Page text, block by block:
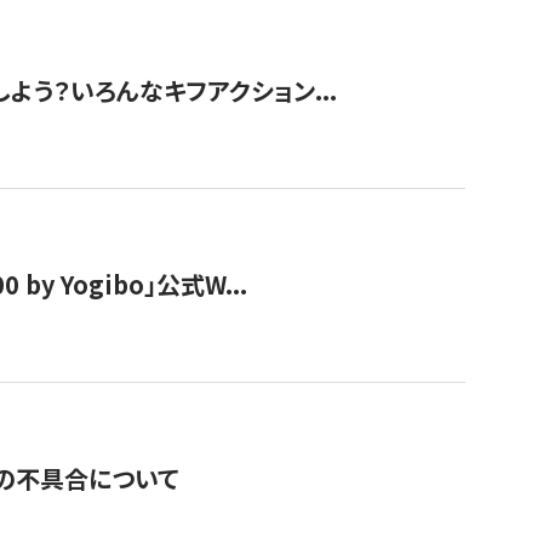
う？いろんなキフアクション...
by Yogibo」公式W...
不具合について